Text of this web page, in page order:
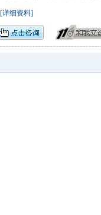
[详细资料]